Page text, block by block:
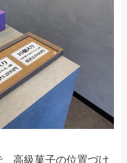
高級菓子の位置づけ